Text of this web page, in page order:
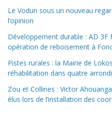
Le Vodun sous un nouveau
l’opinion
Développement durable : AD
opération de reboisement à
Pistes rurales : la Mairie de
réhabilitation dans quatre
Zou et Collines : Victor
élus lors de l’installation des